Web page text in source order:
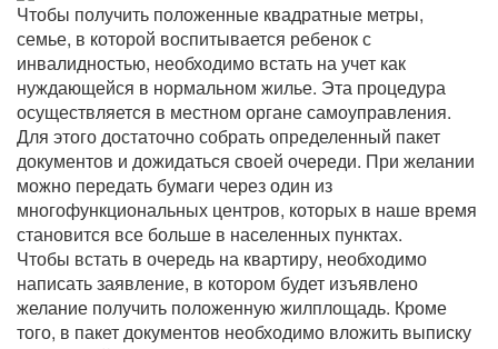
Чтобы получить положенные квадратные метры,
семье, в которой воспитывается ребенок с
инвалидностью, необходимо встать на учет как
нуждающейся в нормальном жилье. Эта процедура
осуществляется в местном органе самоуправления.
Для этого достаточно собрать определенный пакет
документов и дожидаться своей очереди. При желании
можно передать бумаги через один из
многофункциональных центров, которых в наше время
становится все больше в населенных пунктах.
Чтобы встать в очередь на квартиру, необходимо
написать заявление, в котором будет изъявлено
желание получить положенную жилплощадь. Кроме
того, в пакет документов необходимо вложить выписку